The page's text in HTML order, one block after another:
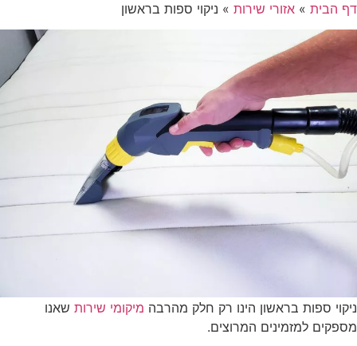
דף הבית » אזורי שירות » ניקוי ספות בראשון
ניקוי ספות בראשון הינו רק חלק מהרבה מיקומי שירות שאנו
מספקים למזמינים המרוצים.